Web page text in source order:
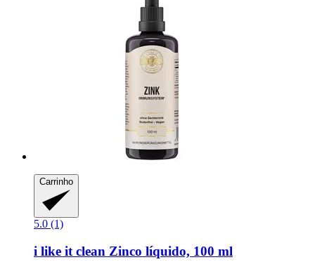
Carrinho
5.0 (1)
i like it clean Zinco líquido, 100 ml